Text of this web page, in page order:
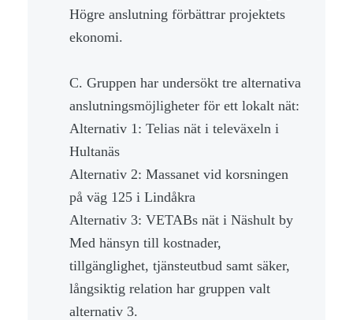
Högre anslutning förbättrar projektets
ekonomi.
C. Gruppen har undersökt tre alternativa
anslutningsmöjligheter för ett lokalt nät:
Alternativ 1: Telias nät i televäxeln i
Hultanäs
Alternativ 2: Massanet vid korsningen
på väg 125 i Lindåkra
Alternativ 3: VETABs nät i Näshult by
Med hänsyn till kostnader,
tillgänglighet, tjänsteutbud samt säker,
långsiktig relation har gruppen valt
alternativ 3.